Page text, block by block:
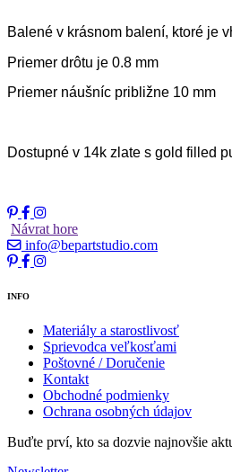
Balené v krásnom balení, ktoré je
Priemer drôtu je 0.8 mm
Priemer náušníc približne 10 mm
Dostupné v 14k zlate s gold filled
Návrat hore
info@bepartstudio.com
INFO
Materiály a starostlivosť
Sprievodca veľkosťami
Poštovné / Doručenie
Kontakt
Obchodné podmienky
Ochrana osobných údajov
Buďte prví, kto sa dozvie najnovšie